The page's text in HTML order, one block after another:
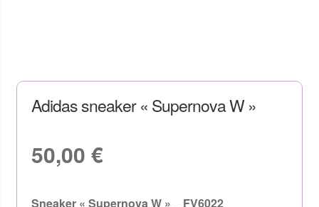
Adidas sneaker « Supernova W »
50,00 €
Sneaker « Supernova W » _ FV6022